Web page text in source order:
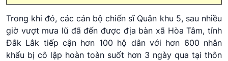
Trong khi đó, các cán bộ chiến sĩ Quân khu 5, sau nhiều
giờ vượt mưa lũ đã đến được địa bàn xã Hòa Tâm, tỉnh
Đắk Lắk tiếp cận hơn 100 hộ dân với hơn 600 nhân
khẩu bị cô lập hoàn toàn suốt hơn 3 ngày qua tại thôn